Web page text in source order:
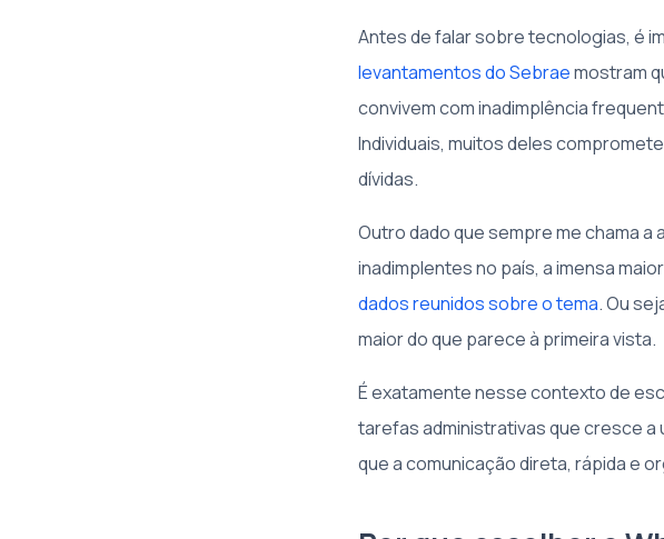
Antes de falar sobre tecnologias, é
levantamentos do Sebraemostram
convivem com inadimplência
Individuais, muitos deles
dívidas.
Outro dado que sempre me chama
inadimplentes no país, a imensa
dados reunidos sobre o tema. Ou
maior do que parece à primeira vista.
É exatamente nesse contexto de
tarefas administrativas que cresce a
que a comunicação direta, rápida e